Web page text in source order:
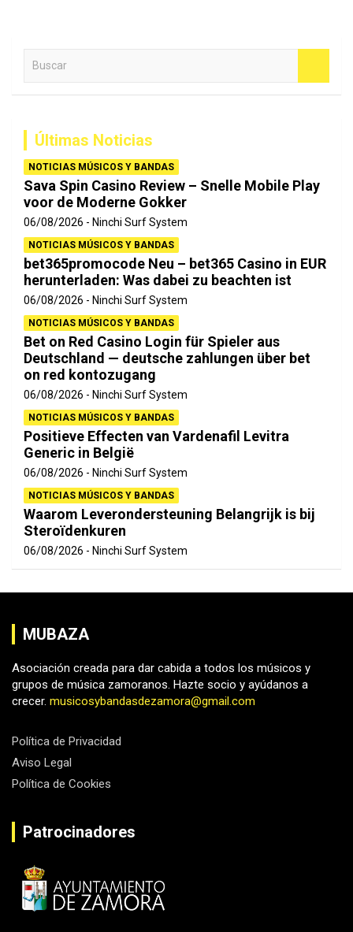
Últimas Noticias
NOTICIAS MÚSICOS Y BANDAS
Sava Spin Casino Review – Snelle Mobile Play
voor de Moderne Gokker
06/08/2026 Ninchi Surf System
NOTICIAS MÚSICOS Y BANDAS
bet365promocode Neu – bet365 Casino in EUR
herunterladen: Was dabei zu beachten ist
06/08/2026 Ninchi Surf System
NOTICIAS MÚSICOS Y BANDAS
Bet on Red Casino Login für Spieler aus
Deutschland — deutsche zahlungen über bet
on red kontozugang
06/08/2026 Ninchi Surf System
NOTICIAS MÚSICOS Y BANDAS
Positieve Effecten van Vardenafil Levitra
Generic in België
06/08/2026 Ninchi Surf System
NOTICIAS MÚSICOS Y BANDAS
Waarom Leverondersteuning Belangrijk is bij
Steroïdenkuren
06/08/2026 Ninchi Surf System
MUBAZA
Asociación creada para dar cabida a todos los músicos y
grupos de música zamoranos. Hazte socio y ayúdanos a
crecer. musicosybandasdezamora@gmail.com
Política de Privacidad
Aviso Legal
Política de Cookies
Patrocinadores